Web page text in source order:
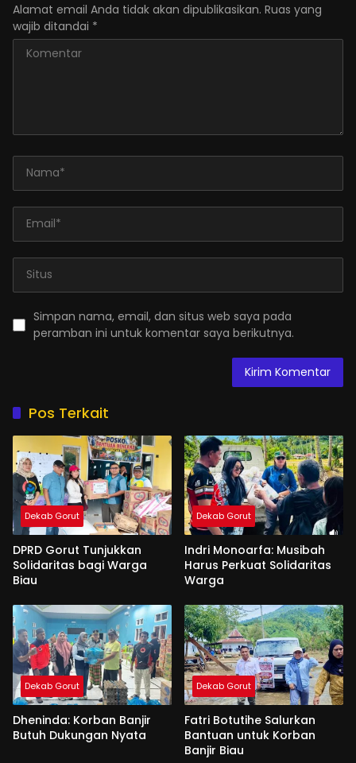
Alamat email Anda tidak akan dipublikasikan. Ruas yang
wajib ditandai *
Simpan nama, email, dan situs web saya pada
peramban ini untuk komentar saya berikutnya.
Pos Terkait
Dekab Gorut
DPRD Gorut Tunjukkan
Solidaritas bagi Warga
Biau
Dekab Gorut
Indri Monoarfa: Musibah
Harus Perkuat Solidaritas
Warga
Dekab Gorut
Dheninda: Korban Banjir
Butuh Dukungan Nyata
Dekab Gorut
Fatri Botutihe Salurkan
Bantuan untuk Korban
Banjir Biau